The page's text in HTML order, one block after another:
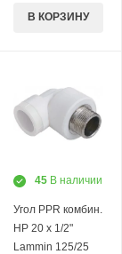
В КОРЗИНУ
45 В наличии
Угол PPR комбин.
НР 20 х 1/2"
Lammin 125/25